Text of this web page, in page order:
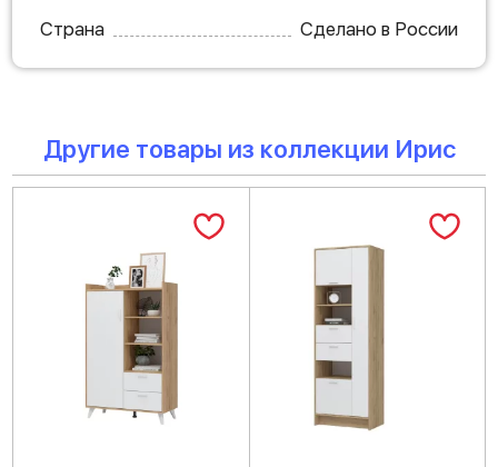
Страна
Сделано в России
Другие товары из коллекции Ирис